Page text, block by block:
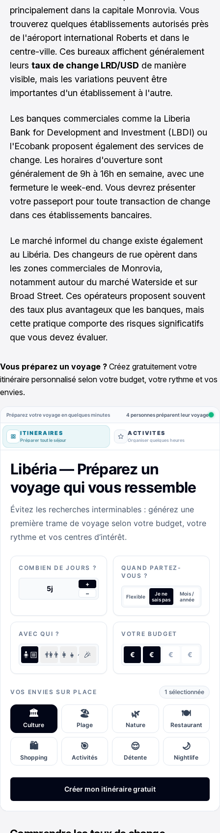
principalement dans la capitale Monrovia. Vous
trouverez quelques établissements autorisés près
de l'aéroport international Roberts et dans le
centre-ville. Ces bureaux affichent généralement
leurs taux de change LRD/USD de manière
visible, mais les variations peuvent être
importantes d'un établissement à l'autre.
Les banques commerciales comme la Liberia
Bank for Development and Investment (LBDI) ou
l'Ecobank proposent également des services de
change. Les horaires d'ouverture sont
généralement de 9h à 16h en semaine, avec une
fermeture le week-end. Vous devrez présenter
votre passeport pour toute transaction de change
dans ces établissements bancaires.
Le marché informel du change existe également
au Libéria. Des changeurs de rue opèrent dans
les zones commerciales de Monrovia,
notamment autour du marché Waterside et sur
Broad Street. Ces opérateurs proposent souvent
des taux plus avantageux que les banques, mais
cette pratique comporte des risques significatifs
que vous devez évaluer.
Vous préparez un voyage ? Créez gratuitement votre
itinéraire personnalisé selon votre budget, votre rythme et vos
envies.